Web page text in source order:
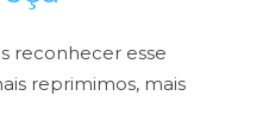
reconhecer esse
reprimimos, mais